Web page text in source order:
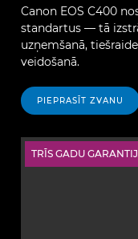
Canon EOS C400
standartus — tā
uzņemšanā,
veidošanā.
PIEPRASĪT ZVANU
TRĪS GADU